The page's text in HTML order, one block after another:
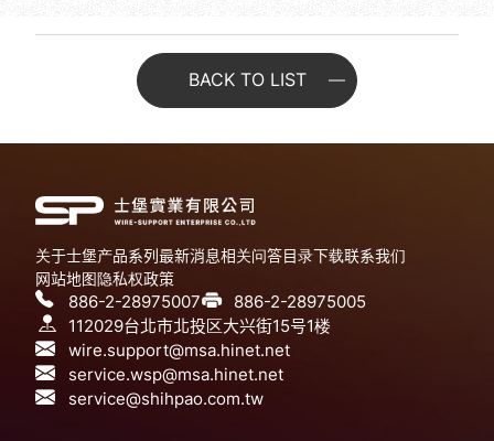
BACK TO LIST
关于士堡产品系列最新消息相关问答目录下载联系我们
网站地图隐私权政策
886-2-28975007
886-2-28975005
112029台北市北投区大兴街15号1楼
wire.support@msa.hinet.net
service.wsp@msa.hinet.net
service@shihpao.com.tw